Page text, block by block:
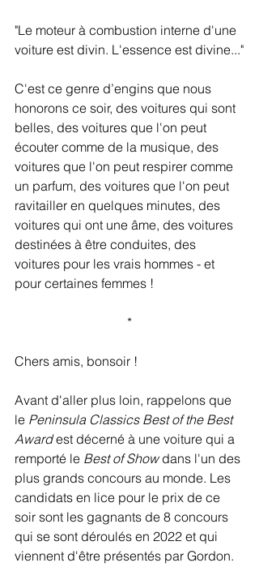
"Le moteur à combustion interne d'une
voiture est divin. L'essence est divine..."
C'est ce genre d’engins que nous
honorons ce soir, des voitures qui sont
belles, des voitures que l'on peut
écouter comme de la musique, des
voitures que l'on peut respirer comme
un parfum, des voitures que l'on peut
ravitailler en quelques minutes, des
voitures qui ont une âme, des voitures
destinées à être conduites, des
voitures pour les vrais hommes - et
pour certaines femmes !
*
Chers amis, bonsoir !
Avant d'aller plus loin, rappelons que
le Peninsula Classics Best of the Best
Award est décerné à une voiture qui a
remporté le Best of Show dans l'un des
plus grands concours au monde. Les
candidats en lice pour le prix de ce
soir sont les gagnants de 8 concours
qui se sont déroulés en 2022 et qui
viennent d'être présentés par Gordon.